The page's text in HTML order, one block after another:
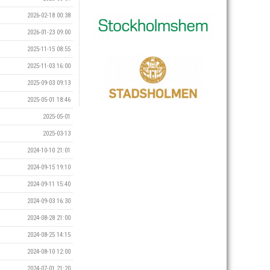
2026-02-18 00:38
2026-01-23 09:00
2025-11-15 08:55
2025-11-03 16:00
2025-09-03 09:13
2025-05-01 18:46
2025-05-01
2025-03-13
2024-10-10 21:01
2024-09-15 19:10
2024-09-11 15:40
2024-09-03 16:30
2024-08-28 21:00
2024-08-25 14:15
2024-08-10 12:00